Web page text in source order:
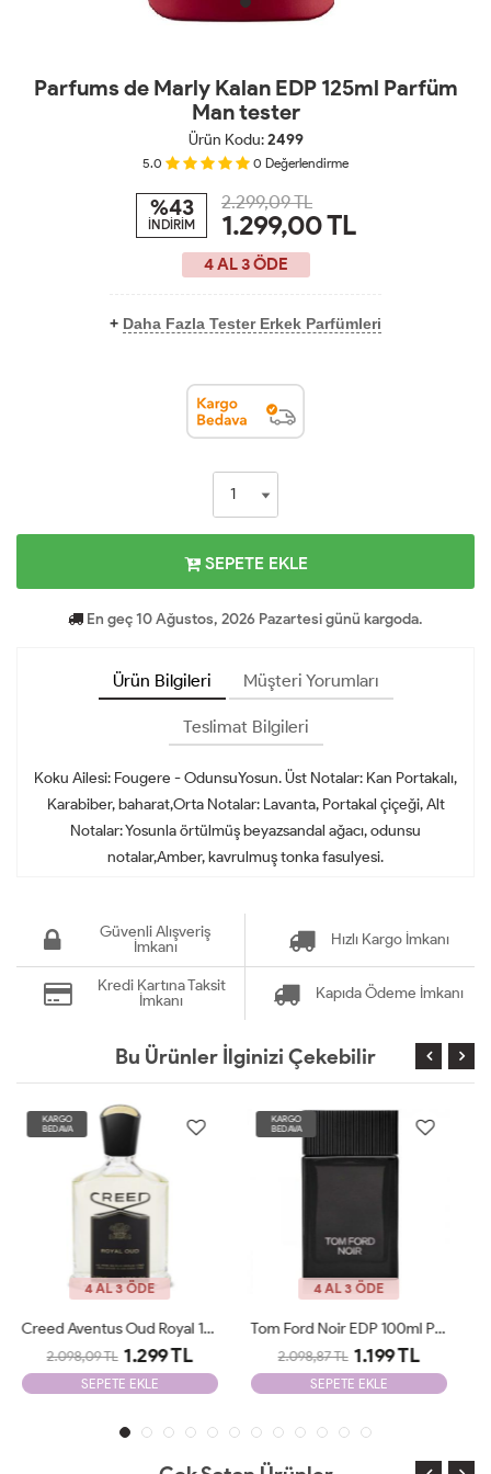
Parfums de Marly Kalan EDP 125ml Parfüm
Man tester
Ürün Kodu:2499
5.0 0 Değerlendirme
%43
İNDİRİM
2.299,09 TL
1.299,00TL
4 AL 3 ÖDE
+ Daha Fazla Tester Erkek Parfümleri
SEPETE EKLE
En geç 10 Ağustos, 2026 Pazartesi günü kargoda.
Ürün Bilgileri Müşteri Yorumları
Teslimat Bilgileri
Koku Ailesi: Fougere - OdunsuYosun. Üst Notalar: Kan Portakalı,
Karabiber, baharat,Orta Notalar: Lavanta, Portakal çiçeği, Alt
Notalar: Yosunla örtülmüş beyazsandal ağacı, odunsu
notalar,Amber, kavrulmuş tonka fasulyesi.
Güvenli Alışveriş
İmkanı
Hızlı Kargo İmkanı
Kredi Kartına Taksit
İmkanı
Kapıda Ödeme İmkanı
Bu Ürünler İlginizi Çekebilir
KARGO
BEDAVA
4 AL 3 ÖDE
2.098,87 TL 1.199 TL
SEPETE EKLE
KARGO
BEDAVA
4 AL 3 ÖDE
Jean Paul Gaultier X-MAS Edition 125 Ml Parfüm Man Tester
2.098,87 TL 1.199 TL
SEPETE EKLE